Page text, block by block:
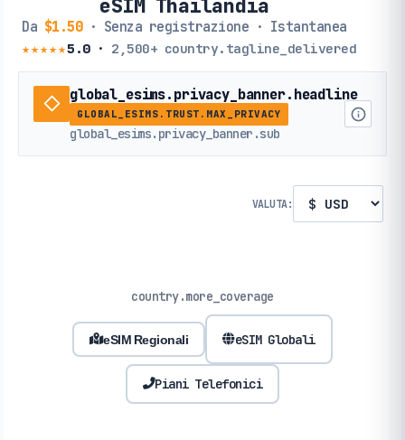
eSIM Thailandia
Da $1.50· Senza registrazione · Istantanea
★★★★★5.0· 2,500+ country.tagline_delivered
global_esims.privacy_banner.headline
GLOBAL_ESIMS.TRUST.MAX_PRIVACY
global_esims.privacy_banner.sub
VALUTA:
country.more_coverage
eSIM Regionali eSIM Globali
Piani Telefonici